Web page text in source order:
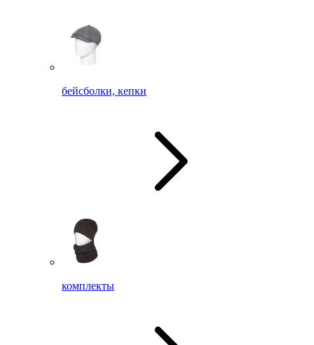
бейсболки, кепки
комплекты